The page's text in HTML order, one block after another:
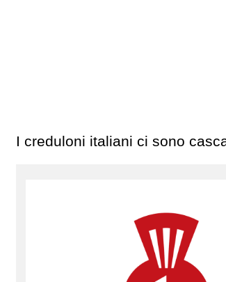
I creduloni italiani ci sono